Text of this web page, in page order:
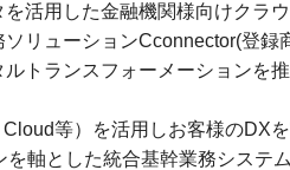
を活用した金融機関様向けクラ
ソリューションCconnector(登録
ルトランスフォーメーションを
Cloud等）を活用しお客様のDX
を軸とした統合基幹業務システ